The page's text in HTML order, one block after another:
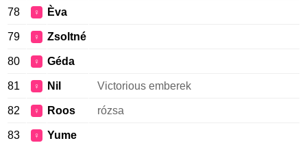
78 ♀ Èva
79 ♀ Zsoltné
80 ♀ Géda
81 ♀ Nil Victorious emberek
82 ♀ Roos rózsa
83 ♀ Yume